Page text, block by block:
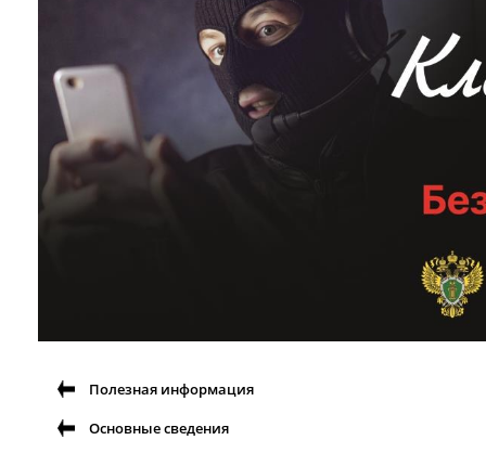
Полезная информация
Основные сведения